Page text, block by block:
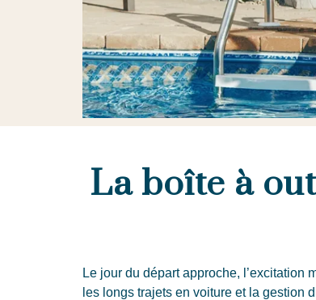
La boîte à
Le jour du départ approche, l’excitation
les longs trajets en voiture et la gestion